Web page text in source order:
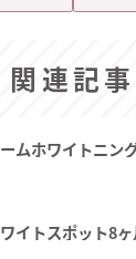
関連記事
ムホワイトニン
イトスポット8ヶ